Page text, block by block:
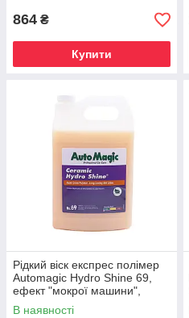
864 ₴
Купити
Рідкий віск експрес полімер
Automagic Hydro Shine 69,
ефект "мокрої машини",
3.785 L
В наявності